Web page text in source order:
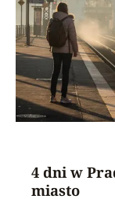
4 dni w
miasto